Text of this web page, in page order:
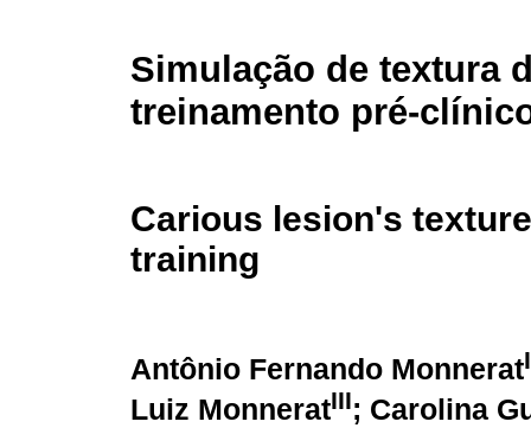
Simulação de textura
treinamento pré-
Carious lesion's
training
Antônio Fernando MonneratI
Luiz MonneratIII; Carolina